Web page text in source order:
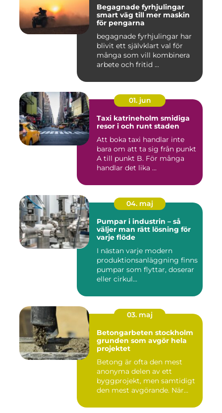
Begagnade fyrhjulingar
smart väg till mer maskin
för pengarna
begagnade fyrhjulingar har
blivit ett självklart val för
många som vill kombinera
arbete och fritid ...
01. jun
Taxi katrineholm smidiga
resor i och runt staden
Att boka taxi handlar inte
bara om att ta sig från punkt
A till punkt B. För många
handlar det lika ...
04. maj
Pumpar i industrin – så
väljer man rätt lösning för
varje flöde
I nästan varje modern
produktionsanläggning finns
pumpar som flyttar, doserar
eller cirkul...
03. maj
Betongarbeten stockholm
grunden som avgör hela
projektet
Betong är ofta den mest
anonyma delen av ett
byggprojekt, men samtidigt
den mest avgörande. När